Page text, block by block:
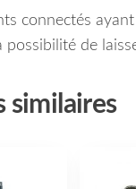
connectés
de
similaires